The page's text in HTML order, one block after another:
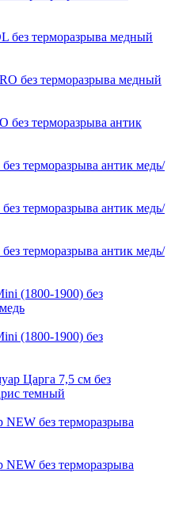
без терморазрыва медный
без терморазрыва медный
без терморазрыва антик
терморазрыва антик медь/
терморазрыва антик медь/
терморазрыва антик медь/
(1800-1900) без
(1800-1900) без
Царга 7,5 см без
темный
без терморазрыва
без терморазрыва